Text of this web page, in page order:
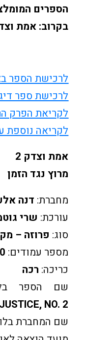
הספרים
בקרוב: אמת
לרכישת הספר
לרכישת ספר
לקריאת הפרק
לקריאה נוספת
אמת וצדק 2
מרוץ נגד הזמן
מחברת: דנה
עורכת: שרי
סוג: פרוזה –
מספר עמודים:
כריכה: רכה
שם הספר
JUSTICE, NO. 2) A RACE AGAINST TIME
שם המחברת